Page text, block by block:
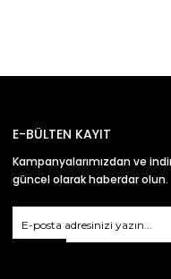
E-BÜLTEN KAYIT
Kampanyalarımızdan ve
güncel olarak haberdar olun.